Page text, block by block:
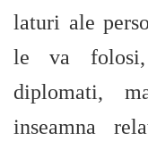
laturi ale
le va
diplomati,
inseamna